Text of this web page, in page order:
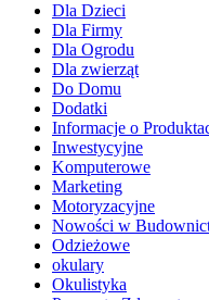
Dla Dzieci
Dla Firmy
Dla Ogrodu
Dla zwierząt
Do Domu
Dodatki
Informacje o
Inwestycyjne
Komputerowe
Marketing
Motoryzacyjne
Nowości w
Odzieżowe
okulary
Okulistyka